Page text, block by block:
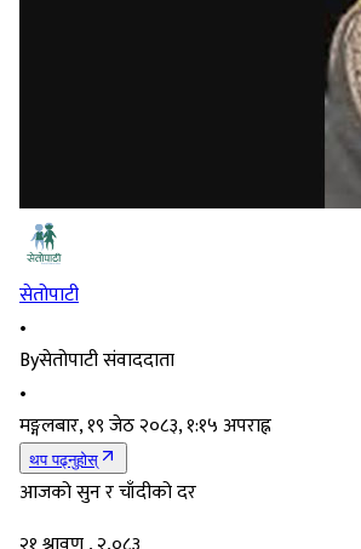
सेतोपाटी
•
Byसेतोपाटी संवाददाता
•
मङ्गलबार, १९ जेठ २०८३, १:१५ अपराह्न
थप पढ्नुहोस्
आजको सुन र चाँदीको दर